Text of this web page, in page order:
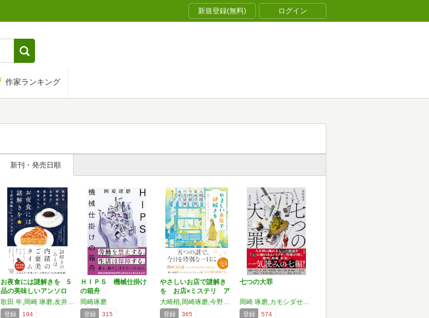
新規登録(無料) ログイン
作家ランキング
新刊・発売日順
お夜食には謎解きを 5
品の美味しいアンソロ
ジ…
登録 194
ＨＩＰＳ 機械仕掛け
の箱舟
岡崎琢磨
登録 315
やさしいお店で謎解き
を お店×ミステリ ア
ン…
登録 365
七つの大罪
登録 574